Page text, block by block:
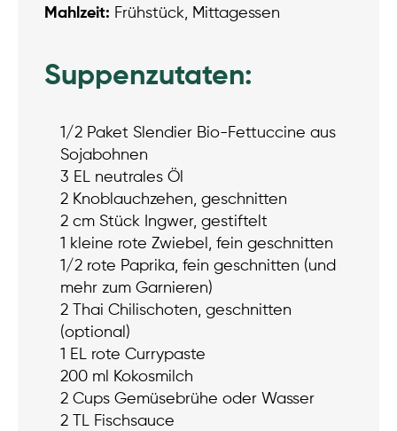
Mahlzeit: Frühstück, Mittagessen
Suppenzutaten:
1/2 Paket Slendier Bio-Fettuccine aus
Sojabohnen
3 EL neutrales Öl
2 Knoblauchzehen, geschnitten
2 cm Stück Ingwer, gestiftelt
1 kleine rote Zwiebel, fein geschnitten
1/2 rote Paprika, fein geschnitten (und
mehr zum Garnieren)
2 Thai Chilischoten, geschnitten
(optional)
1 EL rote Currypaste
200 ml Kokosmilch
2 Cups Gemüsebrühe oder Wasser
2 TL Fischsauce